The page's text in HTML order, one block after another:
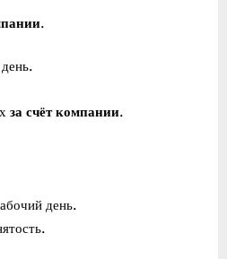
.
за счёт компании.
день.